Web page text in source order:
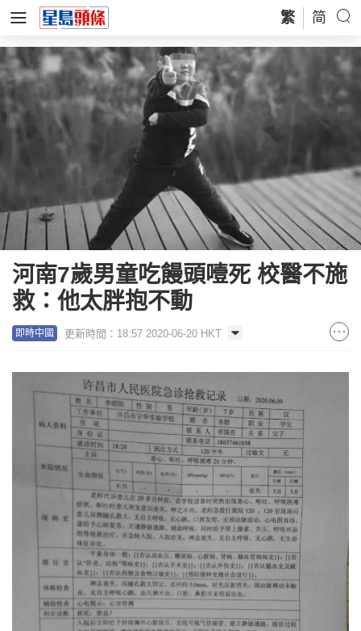
繁 简
河南7歲男童吃饅頭噎死 校醫不施
救：他太胖抱不動
即時中國 更新時間：18:57 2020-06-20 HKT